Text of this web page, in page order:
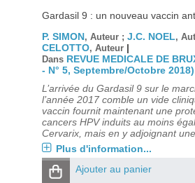
Gardasil 9 : un nouveau vaccin
P. SIMON, Auteur ; J.C. NOEL,
CELOTTO, Auteur |
Dans REVUE MEDICALE DE
- N° 5, Septembre/Octobre 2018)
L’arrivée du Gardasil 9 sur le
l’année 2017 comble un vide
vaccin fournit maintenant une
cancers HPV induits au moins
Cervarix, mais en y adjoignant
Plus d'information...
Ajouter au panier